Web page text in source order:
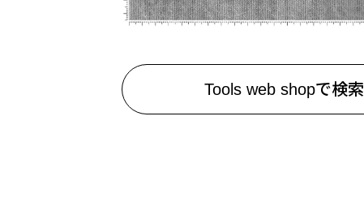
Tools web shopで検索